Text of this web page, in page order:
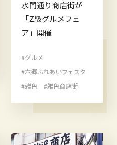
水門通り商店街が
「Z級グルメフェ
ア」開催
#グルメ
#六郷ふれあいフェスタ
#雑色
#雑色商店街